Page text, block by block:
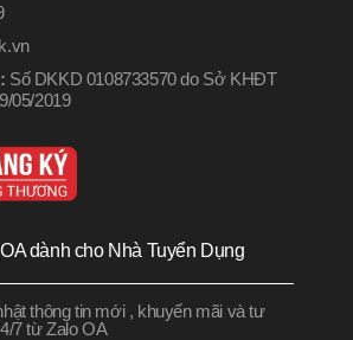
Số DKKD 0108733570 do Sở KHĐT
05/2019
dành cho Nhà Tuyển Dụng
thông tin mới , khuyến mãi và tư
7 từ Zalo OA